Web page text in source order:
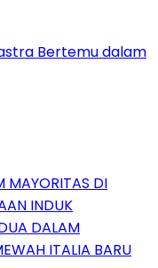
Bertemu dalam
MAYORITAS DI
INDUK
DALAM
ITALIA BARU